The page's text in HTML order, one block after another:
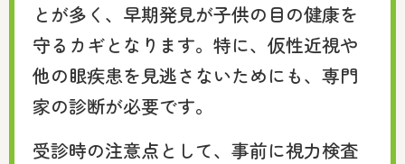
とが多く、早期発見が子供の目の健康を
守るカギとなります。特に、仮性近視や
他の眼疾患を見逃さないためにも、専門
家の診断が必要です。
受診時の注意点として、事前に視力検査